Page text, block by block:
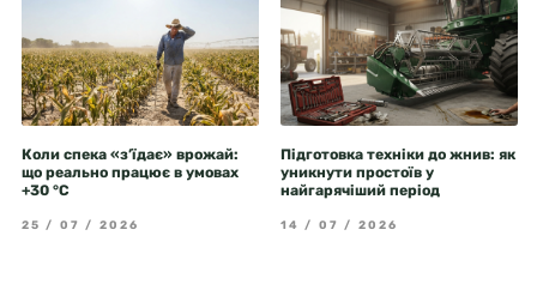
Коли спека «з’їдає» врожай:
що реально працює в умовах
+30 °C
25 / 07 / 2026
Підготовка техніки до жнив: як
уникнути простоїв у
найгарячіший період
14 / 07 / 2026